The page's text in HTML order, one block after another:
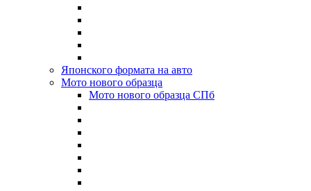
Японского формата на авто
Мото нового образца
Мото нового образца СПб